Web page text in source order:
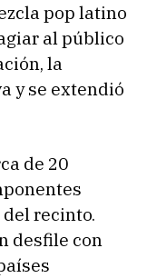
pop latino
al público
la
y se extendió
de 20
recinto.
desfile con